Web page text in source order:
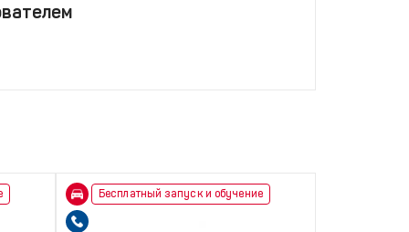
Бесплатный запуск и обучение